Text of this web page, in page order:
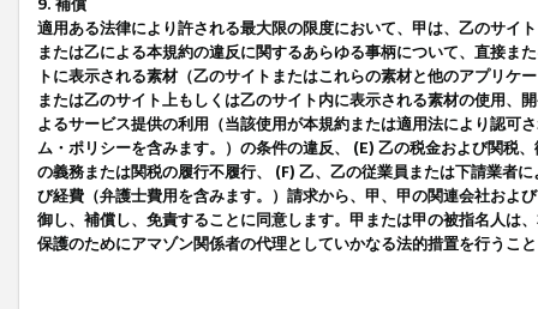
9. 補償
適用ある法律により許される最大限の限度において、甲は、乙のサイ
または乙による本規約の違反に関するあらゆる事柄について、直接ま
トに表示される素材（乙のサイトまたはこれらの素材と他のアプリ
または乙のサイト上もしくは乙のサイト内に表示される素材の使用、
よるサービス提供の利用（当該使用が本規約または適用法により認可
ム・ポリシーを含みます。）の条件の違反、 (E) 乙の税金および関税
の義務または関税の履行不履行、 (F) 乙、乙の従業員または下請業者
び経費（弁護士費用を含みます。）請求から、甲、甲の関連会社およ
御し、補償し、免責することに同意します。甲または甲の被指名人は
保護のためにアマゾン関係者の代理としていかなる法的措置を行うこ